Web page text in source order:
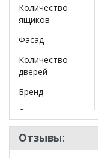
Количество
ящиков
Фасад
Количество
дверей
Бренд
Стиль
Комната
Пол
Отзывы: